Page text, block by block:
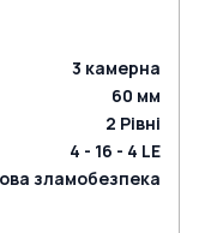
3 камерна
60 мм
2 Рівні
4 - 16 - 4 LE
зламобезпека